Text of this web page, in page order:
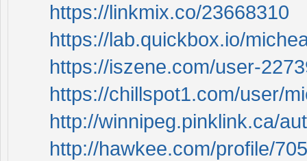
https://linkmix.co/23668310
https://lab.quickbox.io/
https://iszene.com/user-
https://chillspot1.com/user/
http://winnipeg.pinklink.ca/
http://hawkee.com/profile/